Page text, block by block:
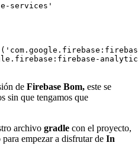
services'
de Firebase Bom, este se
sin que tengamos que
archivo gradle con el proyecto,
empezar a disfrutar de In